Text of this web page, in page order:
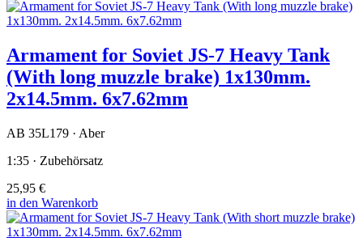
Armament for Soviet JS-7 Heavy Tank
(With long muzzle brake) 1x130mm.
2x14.5mm. 6x7.62mm
AB 35L179 · Aber
1:35 · Zubehörsatz
25,95 €
in den Warenkorb